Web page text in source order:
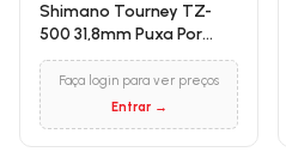
Shimano Tourney TZ-
500 31,8mm Puxa Por
Cima Preto Para Pedivela
Reduzido
Faça login para ver preços
Entrar →